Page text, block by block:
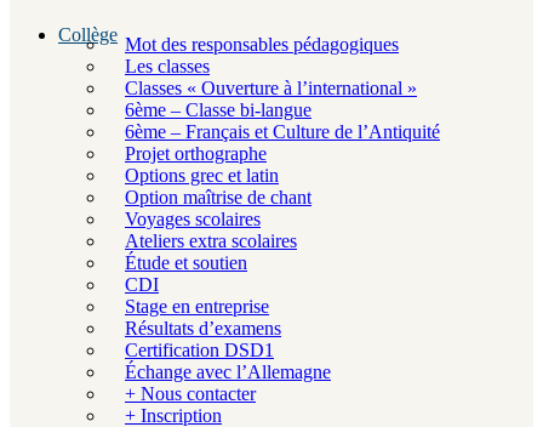
Collège Mot des responsables pédagogiques
Les classes
Classes « Ouverture à l’international »
6ème – Classe bi-langue
6ème – Français et Culture de l’Antiquité
Projet orthographe
Options grec et latin
Option maîtrise de chant
Voyages scolaires
Ateliers extra scolaires
Étude et soutien
CDI
Stage en entreprise
Résultats d’examens
Certification DSD1
Échange avec l’Allemagne
+ Nous contacter
+ Inscription